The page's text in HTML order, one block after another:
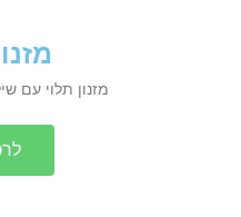
מזנון תלוי עם